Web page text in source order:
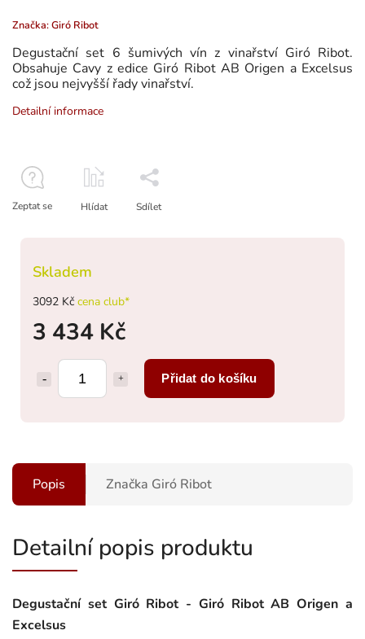
Značka:Giró Ribot
3092 Kč cena club*
3 434 Kč
Přidat do košíku
Skladem
Degustační set 6 šumivých vín z vinařství Giró Ribot.
Obsahuje Cavy z edice Giró Ribot AB Origen a Excelsus
což jsou nejvyšší řady vinařství.
Detailní informace
Zeptat se Hlídat Sdílet
Popis Značka Giró Ribot
Detailní popis produktu
Degustační set Giró Ribot- Giró Ribot AB Origen a
Excelsus